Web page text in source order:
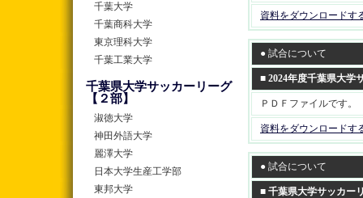
千葉大学
千葉商科大学
東京理科大学
千葉工業大学
千葉県大学サッカーリーグ
【２部】
淑徳大学
神田外語大学
麗澤大学
日本大学生産工学部
東邦大学
資料をダウンロードす
● 試合について
■ 2024年度千葉県大学
ＰＤＦファイルです。
資料をダウンロードす
● 試合について
■ 千葉県大学サッカ